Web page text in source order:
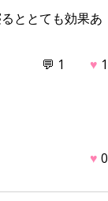
ととても効果あ
💬 1 ♥ 1
♥ 0